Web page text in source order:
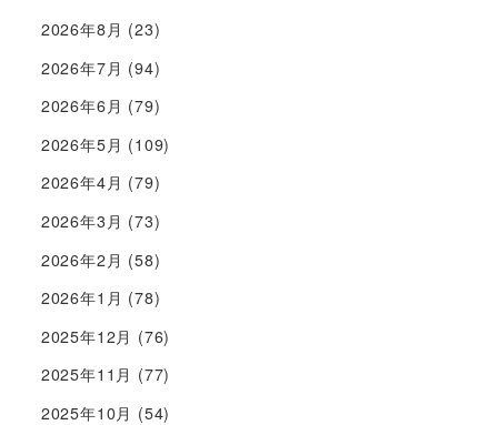
2026年8月 (23)
2026年7月 (94)
2026年6月 (79)
2026年5月 (109)
2026年4月 (79)
2026年3月 (73)
2026年2月 (58)
2026年1月 (78)
2025年12月 (76)
2025年11月 (77)
2025年10月 (54)